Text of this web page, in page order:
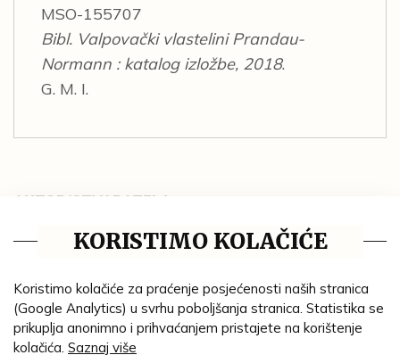
MSO-155707
Bibl. Valpovački vlastelini Prandau-
Normann : katalog izložbe, 2018.
G. M. I.
AUTOR/STVARATELJ:
GODINA:
MATERIJAL:
kamen
KORISTIMO KOLAČIĆE
Koristimo kolačiće za praćenje posjećenosti naših stranica
(Google Analytics) u svrhu poboljšanja stranica. Statistika se
prikuplja anonimno i prihvaćanjem pristajete na korištenje
kolačića. Saznaj više